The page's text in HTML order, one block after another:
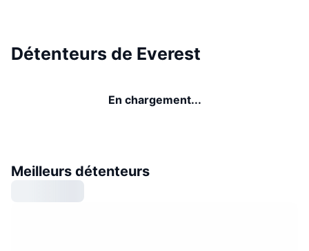
Détenteurs de Everest
En chargement...
Meilleurs détenteurs